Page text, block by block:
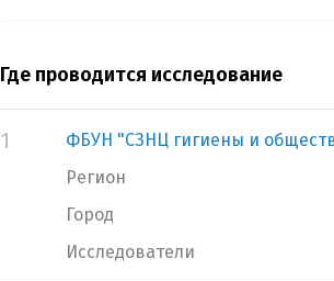
Где проводится исследование
1
ФБУН "СЗНЦ гигиены и
Регион
Город
Исследователи